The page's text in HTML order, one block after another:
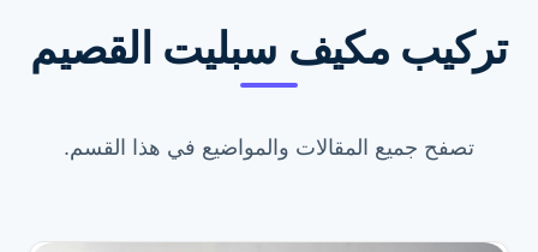
تركيب مكيف سبليت القصيم
تصفح جميع المقالات والمواضيع في هذا القسم.